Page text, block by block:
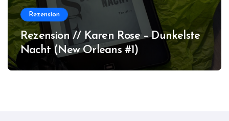
Rezension
Rezension // Karen Rose – Dunkelste
Nacht (New Orleans #1)